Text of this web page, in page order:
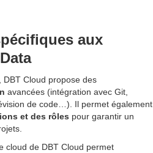
aux
DBT Cloud propose des
avancées (intégration avec Git,
de code…). Il permet également
et des rôles pour garantir un
cloud de DBT Cloud permet